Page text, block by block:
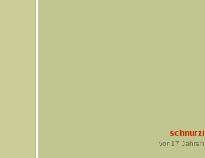
schnurzi
vor 17 Jahren